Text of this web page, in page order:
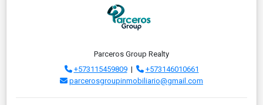
Parceros Group Realty
+573115459809|
+573146010661
parcerosgroupinmobiliario@gmail.com